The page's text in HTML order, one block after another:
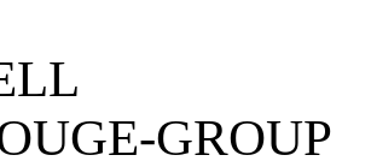
GROUP